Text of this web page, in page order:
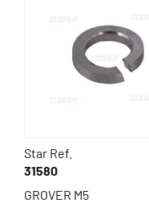
Star Ref.
31580
GROVER M5